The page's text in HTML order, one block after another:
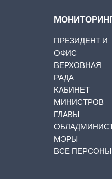
ПРЕЗИДЕНТ И
ОФИС
ВЕРХОВНАЯ
РАДА
КАБИНЕТ
МИНИСТРОВ
ГЛАВЫ
МЭРЫ
ВСЕ ПЕРСОНЫ